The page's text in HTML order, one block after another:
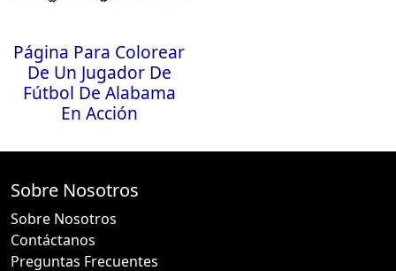
Página Para Colorear
De Un Jugador De
Fútbol De Alabama
En Acción
Sobre Nosotros
Sobre Nosotros
Contáctanos
Preguntas Frecuentes